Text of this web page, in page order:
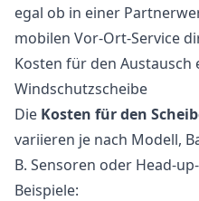
egal ob in einer
mobilen Vor-Ort-Service
Kosten für den Austausch
Windschutzscheibe
Die Kosten für den
variieren je nach Modell,
B. Sensoren oder Head-
Beispiele: